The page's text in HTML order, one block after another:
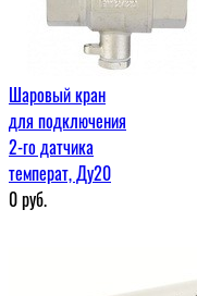
Шаровый кран
для подключения
2-го датчика
температ, Ду20
0руб.